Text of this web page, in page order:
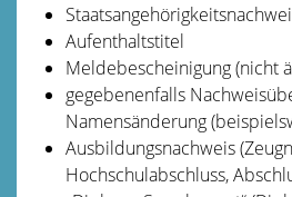
Aufenthaltstitel
Meldebescheinigung (nicht
gegebenenfalls
Namensänderung
Ausbildungsnachweis
Hochschulabschluss,